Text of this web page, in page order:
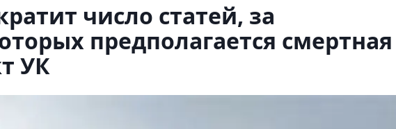
число статей, за
предполагается смертная
УК